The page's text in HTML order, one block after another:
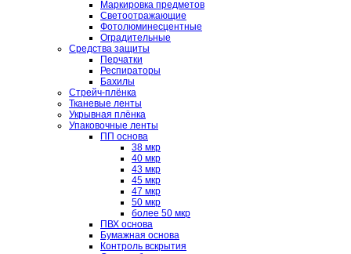
Маркировка предметов
Светоотражающие
Фотолюминесцентные
Оградительные
Средства защиты
Перчатки
Респираторы
Бахилы
Стрейч-плёнка
Тканевые ленты
Укрывная плёнка
Упаковочные ленты
ПП основа
38 мкр
40 мкр
43 мкр
45 мкр
47 мкр
50 мкр
более 50 мкр
ПВХ основа
Бумажная основа
Контроль вскрытия